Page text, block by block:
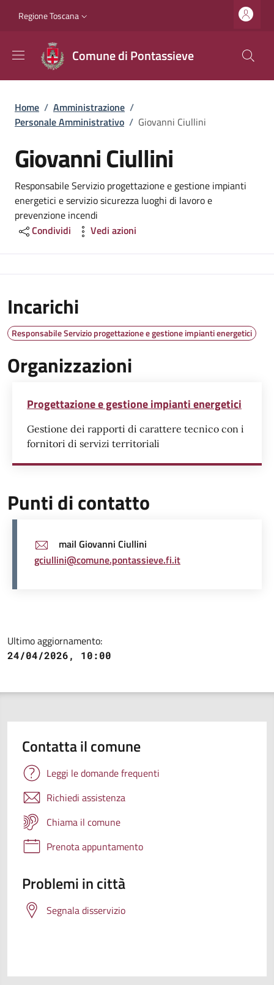
Slim top
Regione Toscana
Comune di Pontassieve
Briciole di pane
Home / Amministrazione /
Personale Amministrativo / Giovanni Ciullini
Giovanni Ciullini
Responsabile Servizio progettazione e gestione impianti
energetici e servizio sicurezza luoghi di lavoro e
prevenzione incendi
Condividi
Vedi azioni
Incarichi
Responsabile Servizio progettazione e gestione impianti energetici
Organizzazioni
Progettazione e gestione impianti energetici
Gestione dei rapporti di carattere tecnico con i
fornitori di servizi territoriali
Punti di contatto
mail Giovanni Ciullini
gciullini@comune.pontassieve.fi.it
Ultimo aggiornamento:
24/04/2026, 10:00
Contatta il comune
Leggi le domande frequenti
Richiedi assistenza
Chiama il comune
Prenota appuntamento
Problemi in città
Segnala disservizio